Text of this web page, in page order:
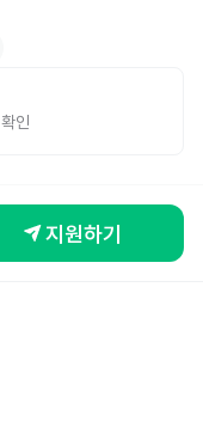
인
지원하기